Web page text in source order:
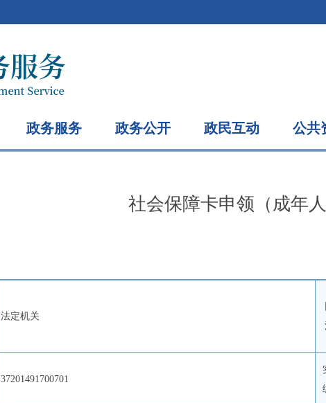
政务服务 政务公开 政民互动 公共
社会保障卡申领（成年人
法定机关
37201491700701